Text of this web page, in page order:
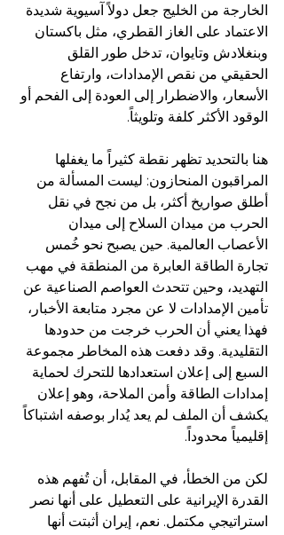
الخارجة من الخليج جعل دولاً آسيوية شديدة
الاعتماد على الغاز القطري، مثل باكستان
وبنغلادش وتايوان، تدخل طور القلق
الحقيقي من نقص الإمدادات، وارتفاع
الأسعار، والاضطرار إلى العودة إلى الفحم أو
الوقود الأكثر كلفة وتلويثاً.
هنا بالتحديد تظهر نقطة كثيراً ما يغفلها
المراقبون المنحازون: ليست المسألة من
أطلق صواريخ أكثر، بل من نجح في نقل
الحرب من ميدان السلاح إلى ميدان
الأعصاب العالمية. حين يصبح نحو خُمس
تجارة الطاقة العابرة من المنطقة في مهب
التهديد، وحين تتحدث العواصم الصناعية عن
تأمين الإمدادات لا عن مجرد متابعة الأخبار،
فهذا يعني أن الحرب خرجت من حدودها
التقليدية. وقد دفعت هذه المخاطر مجموعة
السبع إلى إعلان استعدادها للتحرك لحماية
إمدادات الطاقة وأمن الملاحة، وهو إعلان
يكشف أن الملف لم يعد يُدار بوصفه اشتباكاً
إقليمياً محدوداً.
لكن من الخطأ، في المقابل، أن تُفهم هذه
القدرة الإيرانية على التعطيل على أنها نصر
استراتيجي مكتمل. نعم، إيران أثبتت أنها